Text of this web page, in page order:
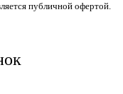
публичной офертой.